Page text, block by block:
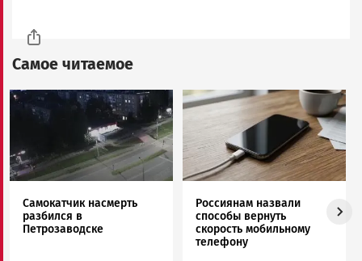
Самое читаемое
Image
Самокатчик насмерть
разбился в
Петрозаводске
Image
Россиянам назвали
способы вернуть
скорость мобильному
телефону